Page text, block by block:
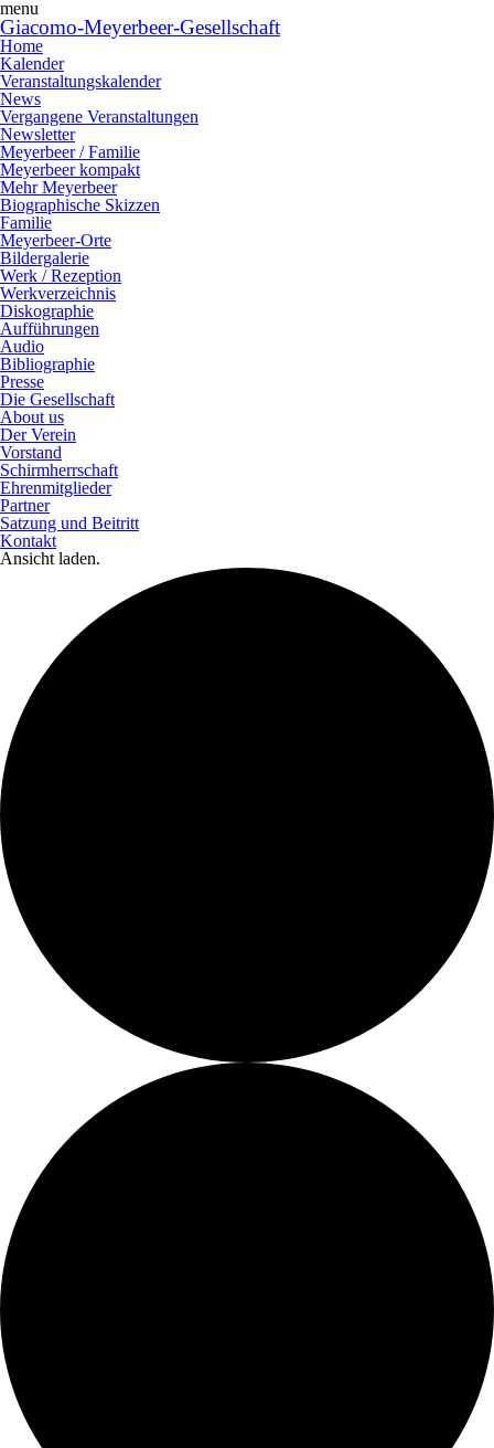
menu
Giacomo-Meyerbeer-Gesellschaft
Home
Kalender
Veranstaltungskalender
News
Vergangene Veranstaltungen
Newsletter
Meyerbeer / Familie
Meyerbeer kompakt
Mehr Meyerbeer
Biographische Skizzen
Familie
Meyerbeer-Orte
Bildergalerie
Werk / Rezeption
Werkverzeichnis
Diskographie
Aufführungen
Audio
Bibliographie
Presse
Die Gesellschaft
About us
Der Verein
Vorstand
Schirmherrschaft
Ehrenmitglieder
Partner
Satzung und Beitritt
Kontakt
Ansicht laden.